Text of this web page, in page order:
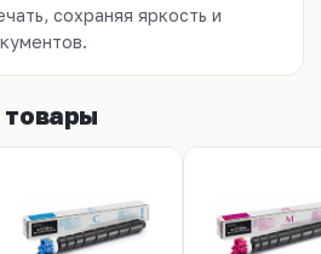
сохраняя яркость и